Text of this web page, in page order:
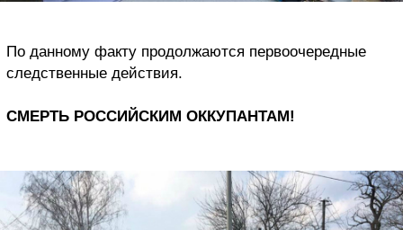
По данному факту продолжаются первоочередные
следственные действия.
СМЕРТЬ РОССИЙСКИМ ОККУПАНТАМ!